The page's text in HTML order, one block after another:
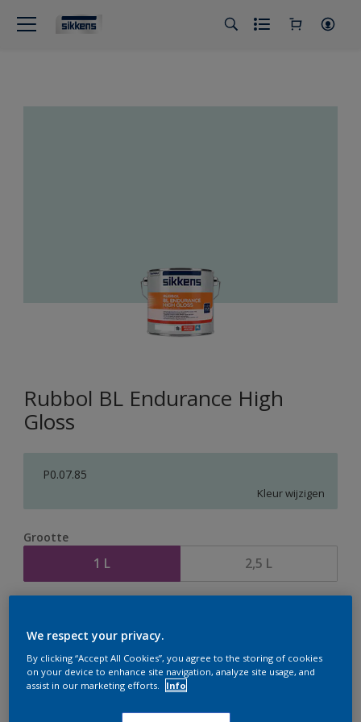
Rubbol BL Endurance High
Gloss
P0.07.85
Kleur wijzigen
Grootte
1 L 2,5 L
te bestellen. Houd de website in de gaten, we werken
We respect your privacy.
By clicking “Accept All Cookies”, you agree to the storing of cookies
on your device to enhance site navigation, analyze site usage, and
assist in our marketing efforts.
Info